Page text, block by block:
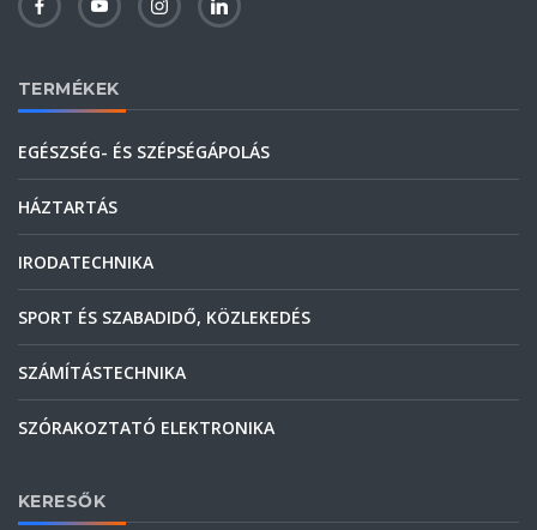
TERMÉKEK
EGÉSZSÉG- ÉS SZÉPSÉGÁPOLÁS
HÁZTARTÁS
IRODATECHNIKA
SPORT ÉS SZABADIDŐ, KÖZLEKEDÉS
SZÁMÍTÁSTECHNIKA
SZÓRAKOZTATÓ ELEKTRONIKA
KERESŐK